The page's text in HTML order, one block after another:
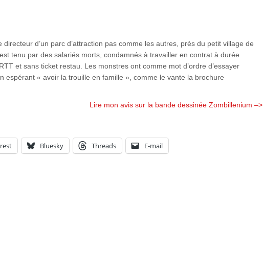
d’un parc d’attraction pas comme les autres, près du petit village de
tenu par des salariés morts, condamnés à travailler en contrat à durée
et sans ticket restau. Les monstres ont comme mot d’ordre d’essayer
espérant « avoir la trouille en famille », comme le vante la brochure
Lire mon avis sur la bande dessinée Zombillenium –>
Bluesky Threads E-mail